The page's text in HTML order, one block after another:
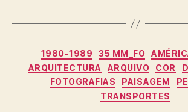
Categorias
1980-1989 35 MM_FO
ARQUITECTURA
ARQUIVO COR
FOTOGRAFIAS
PAISAGEM
TRANSPORTES